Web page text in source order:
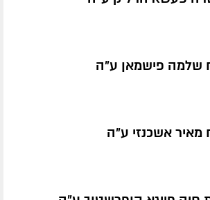
שלמה פישמאן ע״ה
אשכנזי ע״ה